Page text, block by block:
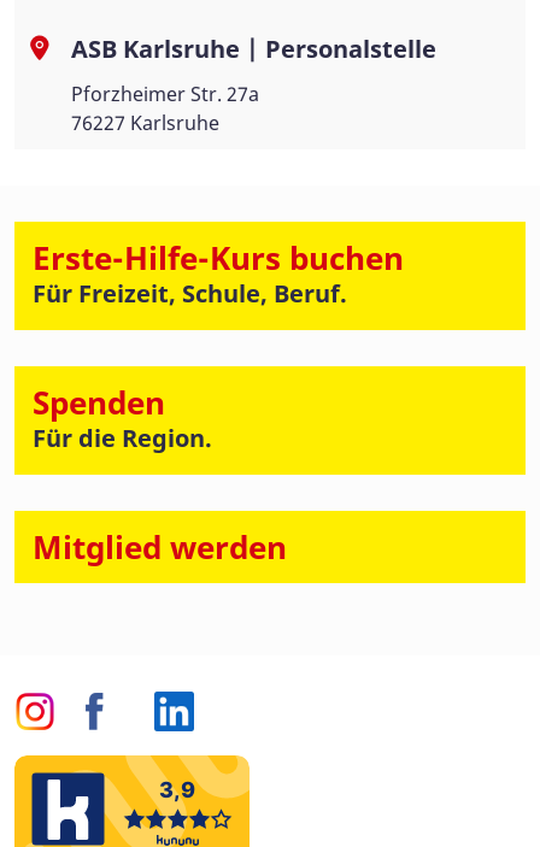
ASB Karlsruhe | Personalstelle
Pforzheimer Str. 27a
76227 Karlsruhe
Erste-Hilfe-Kurs buchen
Für Freizeit, Schule, Beruf.
Spenden
Für die Region.
Mitglied werden